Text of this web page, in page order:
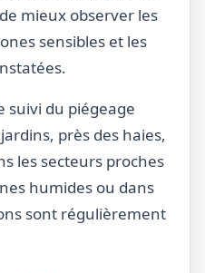
mieux observer les
sensibles et les
suivi du piégeage
près des haies,
les secteurs proches
humides ou dans
sont régulièrement